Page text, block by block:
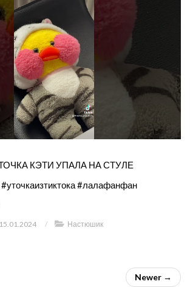
КЭТИ УПАЛА НА СТУЛЕ
#лалафанфан
15.01.2024 / Настюшик
Newer →